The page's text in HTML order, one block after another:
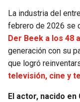
La industria del
febrero de 2026 se
Der Beek a los 48
generación con su
que logró
televisión, cine y
El actor, nacido